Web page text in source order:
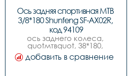
Ось задняя спортивная MTB
3/8*180 Shunfeng SF-AX02R,
код 94109
ось заднего колеса,
quotмтвquot, 38*180,
черная, конуса с
пыльниками, инд. упак. по
добавить в сравнение